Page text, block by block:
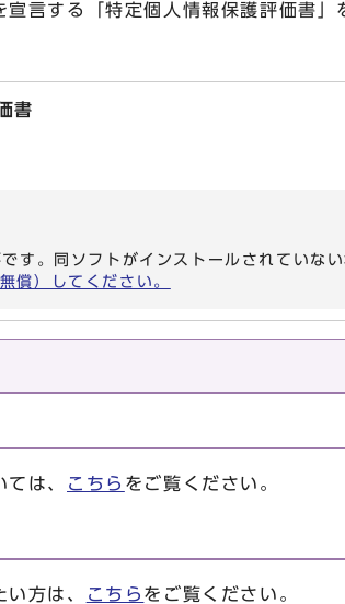
言する「特定個人情報保護評価書」
書
。同ソフトがインストールされていな
）してください。
は、 こちら をご覧ください。
方は、 こちら をご覧ください。